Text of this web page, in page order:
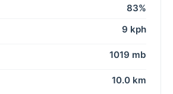
83%
9 kph
1019 mb
10.0 km